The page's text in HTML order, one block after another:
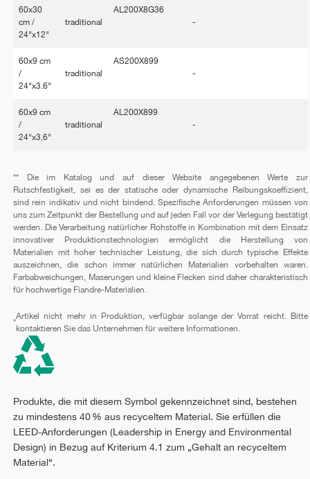
60x30
cm /
24"x12"
traditional
AL200X8G36
-
60x9 cm
/
24"x3.6"
traditional
AS200X899
-
60x9 cm
/
24"x3.6"
traditional
AL200X899
-
** Die im Katalog und auf dieser Website angegebenen Werte zur
Rutschfestigkeit, sei es der statische oder dynamische Reibungskoeffizient,
sind rein indikativ und nicht bindend. Spezifische Anforderungen müssen von
uns zum Zeitpunkt der Bestellung und auf jeden Fall vor der Verlegung bestätigt
werden. Die Verarbeitung natürlicher Rohstoffe in Kombination mit dem Einsatz
innovativer Produktionstechnologien ermöglicht die Herstellung von
Materialien mit hoher technischer Leistung, die sich durch typische Effekte
auszeichnen, die schon immer natürlichen Materialien vorbehalten waren.
Farbabweichungen, Maserungen und kleine Flecken sind daher charakteristisch
für hochwertige Fiandre-Materialien.
*
Artikel nicht mehr in Produktion, verfügbar solange der Vorrat reicht. Bitte
kontaktieren Sie das Unternehmen für weitere Informationen.
Produkte, die mit diesem Symbol gekennzeichnet sind, bestehen
zu mindestens 40 % aus recyceltem Material. Sie erfüllen die
LEED-Anforderungen (Leadership in Energy and Environmental
Design) in Bezug auf Kriterium 4.1 zum „Gehalt an recyceltem
Material“.